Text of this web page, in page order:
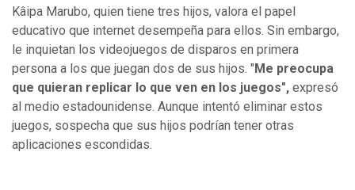
Kâipa Marubo, quien tiene tres hijos, valora el papel
educativo que internet desempeña para ellos. Sin embargo,
le inquietan los videojuegos de disparos en primera
persona a los que juegan dos de sus hijos. " Me preocupa
que quieran replicar lo que ven en los juegos", expresó
al medio estadounidense. Aunque intentó eliminar estos
juegos, sospecha que sus hijos podrían tener otras
aplicaciones escondidas.